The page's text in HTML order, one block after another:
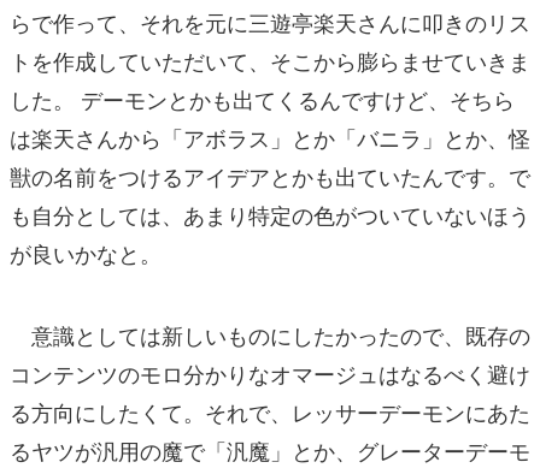
らで作って、それを元に三遊亭楽天さんに叩きのリス
トを作成していただいて、そこから膨らませていきま
した。 デーモンとかも出てくるんですけど、そちら
は楽天さんから「アボラス」とか「バニラ」とか、怪
獣の名前をつけるアイデアとかも出ていたんです。で
も自分としては、あまり特定の色がついていないほう
が良いかなと。
意識としては新しいものにしたかったので、既存の
コンテンツのモロ分かりなオマージュはなるべく避け
る方向にしたくて。それで、レッサーデーモンにあた
るヤツが汎用の魔で「汎魔」とか、グレーターデーモ